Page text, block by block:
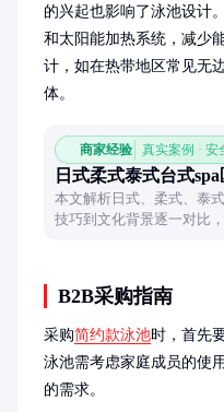
的兴起也影响了泳池设计
和太阳能加热系统，减少
计，如在热带地区常见无
体。
商家经验 真实案例 · 安
日式柔式泰式台式spa
本文解析日式、柔式、泰
技巧到文化背景逐一对比
B2B采购指南
采购简约款泳池时，首先
泳池需考虑家庭成员的使
的需求。